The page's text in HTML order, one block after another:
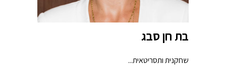
בת חן סבג
שחקנית ותסריטאית...